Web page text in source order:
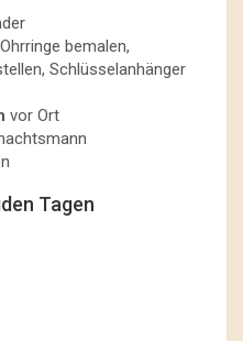
bemalen,
Schlüsselanhänger
vor Ort
Tagen